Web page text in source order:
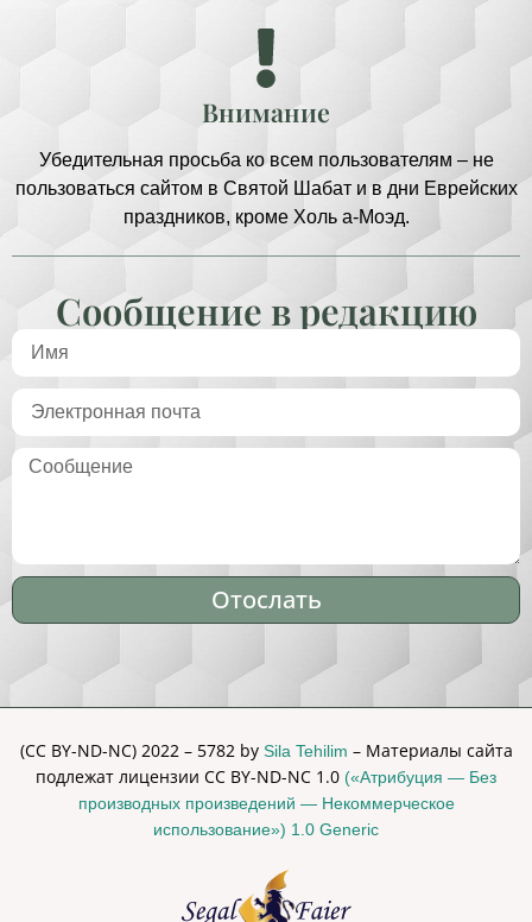
Внимание
Убедительная просьба ко всем пользователям – не
пользоваться сайтом в Святой Шабат и в дни Еврейских
праздников, кроме Холь а-Моэд.
Сообщение в редакцию
Отослать
(CC BY-ND-NC) 2022 – 5782 by Sila Tehilim – Материалы сайта
подлежат лицензии CC BY-ND-NC 1.0 («Атрибуция — Без
производных произведений — Некоммерческое
использование») 1.0 Generic